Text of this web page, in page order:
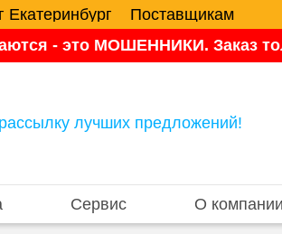
Екатеринбург
Поставщикам
- это МОШЕННИКИ. Заказ
лучших предложений!
Сервис О компании